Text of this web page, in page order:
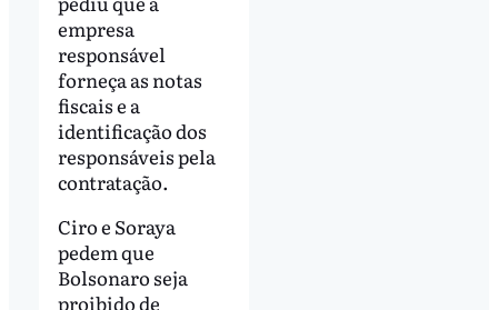
empresa
responsável
forneça as notas
fiscais e a
identificação dos
responsáveis pela
contratação.
Ciro e Soraya
pedem que
Bolsonaro seja
proibido de